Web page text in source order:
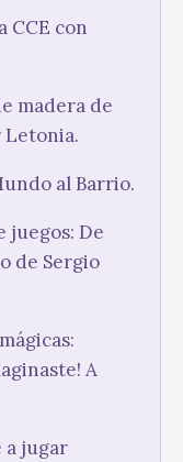
CCE con
madera de
Letonia.
al Barrio.
juegos: De
de Sergio
A
a jugar